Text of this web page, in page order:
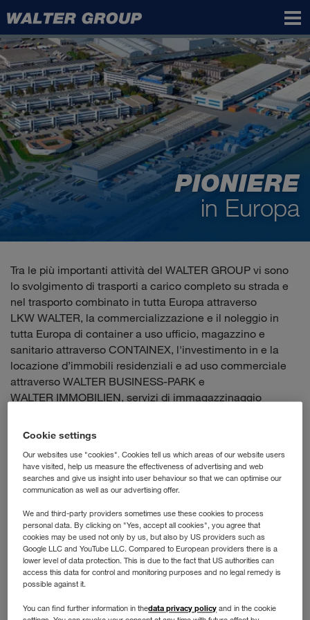
Group
PIONIERE
in Europa
Tra le più importanti attività del WALTER GROUP vi sono
lo svolgimento di trasporti a carico completo su strada e
nel trasporto combinato in tutta Europa attraverso
LKW WALTER, la commercializzazione e il noleggio in
tutta Europa di container a uso ufficio, magazzino e
sanitario attraverso CONTAINEX, l'investimento in e la
locazione d’immobili residenziali e ad uso commerciale
attraverso WALTER BUSINESS-PARK e
WALTER IMMOBILIEN, servizi di immagazzinaggio
di rimorchi e motrici attraverso WALTER LEASING.
Il WALTER GROUP
Fondato nel 1924
Più di 5.000 dipendenti
€ 3,53 miliardi di fatturato nell'esercizio 2024/2025
agenzie internazionali di informazione finanziaria
Cookie settings
Our websites use "cookies". Cookies tell us which areas of our website users
have visited, help us measure the effectiveness of advertising and web
searches and give us insight into user behaviour so that we can optimise our
communication as well as our advertising offer.
We and third-party providers sometimes use these cookies to process
personal data. By clicking on "Yes, accept all cookies", you agree that
cookies may be used not only by us, but also by US providers such as
Google LLC and YouTube LLC. Compared to European providers there is a
lower level of data protection. This is due to the fact that US authorities can
access this data for control and monitoring purposes and no legal remedy is
possible against it.
You can find further information in thedata privacy policy and in the cookie